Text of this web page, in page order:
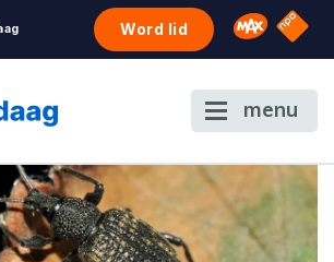
Word lid Omroep
NPO
menu